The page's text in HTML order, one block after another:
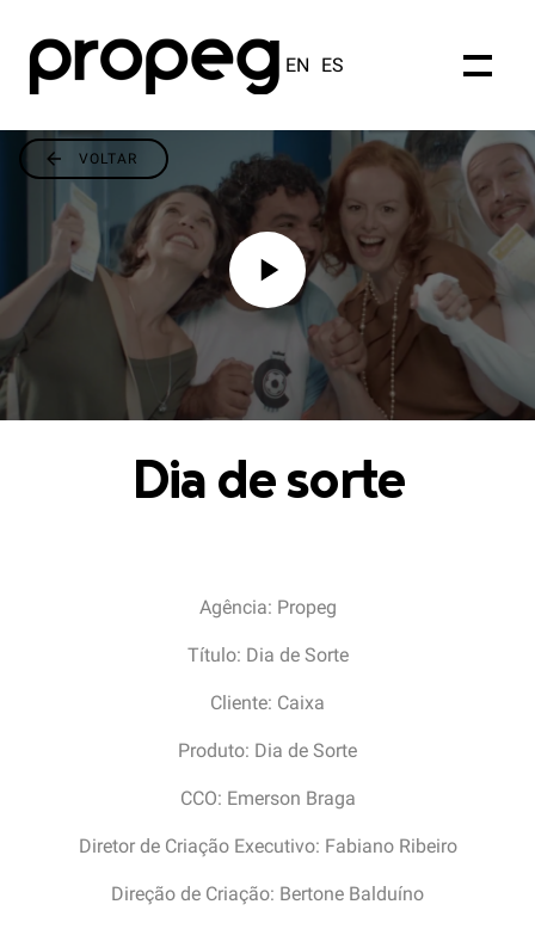
EN ES
VOLTAR
Dia de sorte
Agência: Propeg
Título: Dia de Sorte
Cliente: Caixa
Produto: Dia de Sorte
CCO: Emerson Braga
Diretor de Criação Executivo: Fabiano Ribeiro
Direção de Criação: Bertone Balduíno